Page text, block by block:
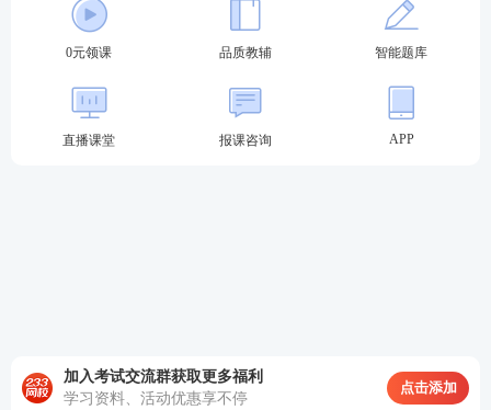
7月基金考试报名有什么条件？
(二)截至报名日，年满18周岁;
2.完全民事行为能力：考生需具备完全民事行为能
0元领课 品质教辅 智能题库
直播课堂 报课咨询 APP
加入考试交流群获取更多福利
学习资料、活动优惠享不停
点击添加